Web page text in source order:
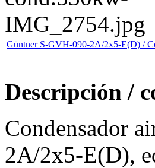
Güntner S-GVH-090-2A/2x5-E(D) /
Descripción /
Condensador
2A/2x5-E(D),